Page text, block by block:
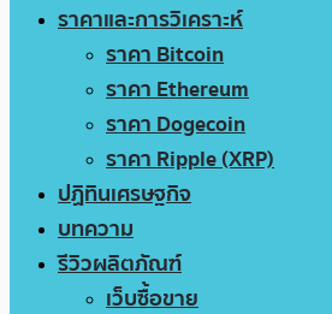
ราคาและการวิเคราะห์
ราคา Bitcoin
ราคา Ethereum
ราคา Dogecoin
ราคา Ripple (XRP)
ปฏิทินเศรษฐกิจ
บทความ
รีวิวผลิตภัณฑ์
เว็บซื้อขาย